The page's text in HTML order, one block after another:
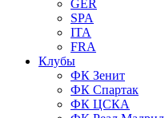
GER
SPA
ITA
FRA
Клубы
ФК Зенит
ФК Спартак
ФК ЦСКА